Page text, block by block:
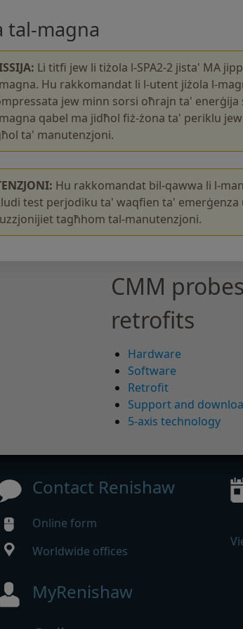
tal-magna
Li titfi jew li tiżola l-SPA2-2 jista' MA
Hu rakkomandat li l-utent jiżola l-
jew minn sorsi oħrajn ta'
qabel ma jidħol fiż-żona ta' periklu
ta' manutenzjoni.
Hu rakkomandat bil-qawwa li l-
test perjodiku ta' waqfien ta'
tagħhom tal-manutenzjoni.
CMM
retrofits
Hardware
Software
Retrofit
Support and
5-axis technology
Contact Renishaw
Online form
Worldwide offices
MyRenishaw